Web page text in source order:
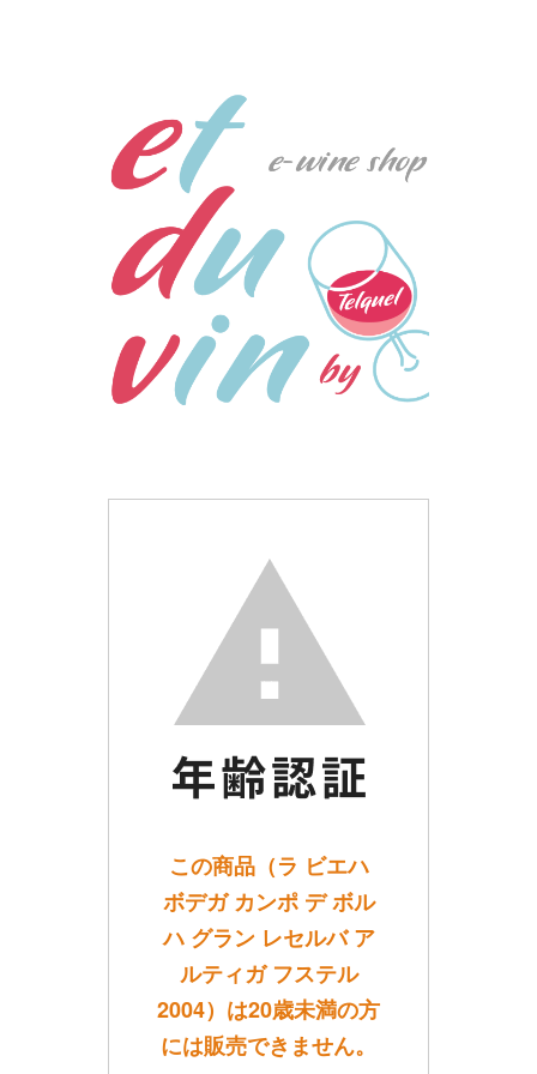
この商品（ラ ビエハ
ボデガ カンポ デ ボル
ハ グラン レセルバ ア
ルティガ フステル
2004）は20歳未満の方
には販売できません。